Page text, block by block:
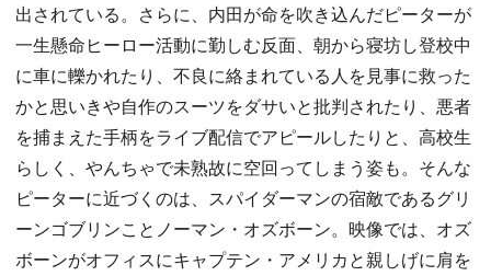
出されている。さらに、内田が命を吹き込んだピーターが
一生懸命ヒーロー活動に勤しむ反面、朝から寝坊し登校中
に車に轢かれたり、不良に絡まれている人を見事に救った
かと思いきや自作のスーツをダサいと批判されたり、悪者
を捕まえた手柄をライブ配信でアピールしたりと、高校生
らしく、やんちゃで未熟故に空回ってしまう姿も。そんな
ピーターに近づくのは、スパイダーマンの宿敵であるグリ
ーンゴブリンことノーマン・オズボーン。映像では、オズ
ボーンがオフィスにキャプテン・アメリカと親しげに肩を